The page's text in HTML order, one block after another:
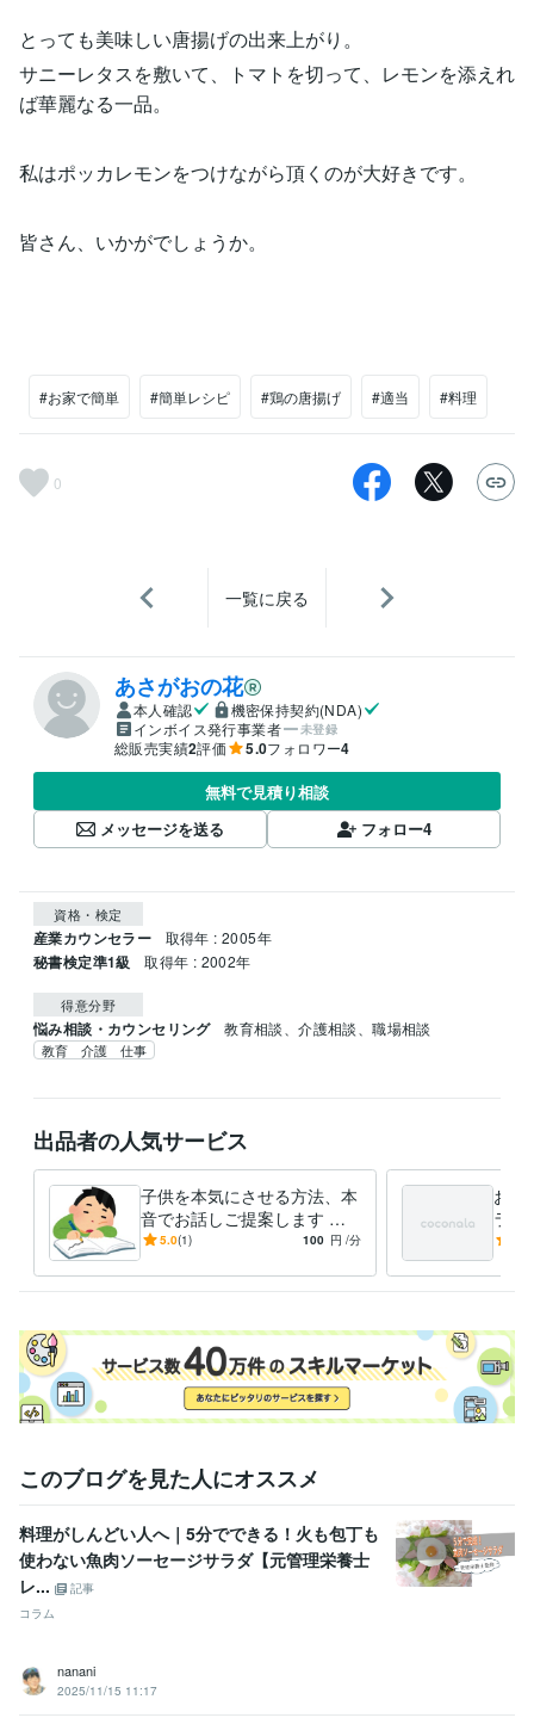
とっても美味しい唐揚げの出来上がり。
サニーレタスを敷いて、トマトを切って、レモンを添えれ
ば華麗なる一品。
私はポッカレモンをつけながら頂くのが大好きです。
皆さん、いかがでしょうか。
#お家で簡単 #簡単レシピ #鶏の唐揚げ #適当 #料理
0
一覧に戻る
あさがおの花
本人確認
機密保持契約(NDA)
インボイス発行事業者
未登録
総販売実績2評価 5.0フォロワー4
無料で見積り相談
メッセージを送る
フォロー4
資格・検定
産業カウンセラー 取得年 : 2005年
秘書検定準1級 取得年 : 2002年
得意分野
悩み相談・カウンセリング 教育相談、介護相談、職場相談
教育 介護 仕事
出品者の人気サービス
子供を本気にさせる方法、本
音でお話しご提案します や
る気がなく、悩んでいるお母
5.0(1) 100 円 /分
お仕
ラー
に家
このブログを見た人にオススメ
料理がしんどい人へ｜5分でできる！火も包丁も
使わない魚肉ソーセージサラダ【元管理栄養士
レ...
記事
コラム
nanani
2025/11/15 11:17